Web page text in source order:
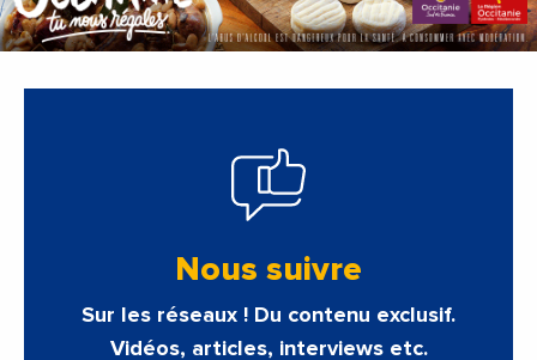
Nous suivre
Sur les réseaux ! Du contenu exclusif.
Vidéos, articles, interviews etc.